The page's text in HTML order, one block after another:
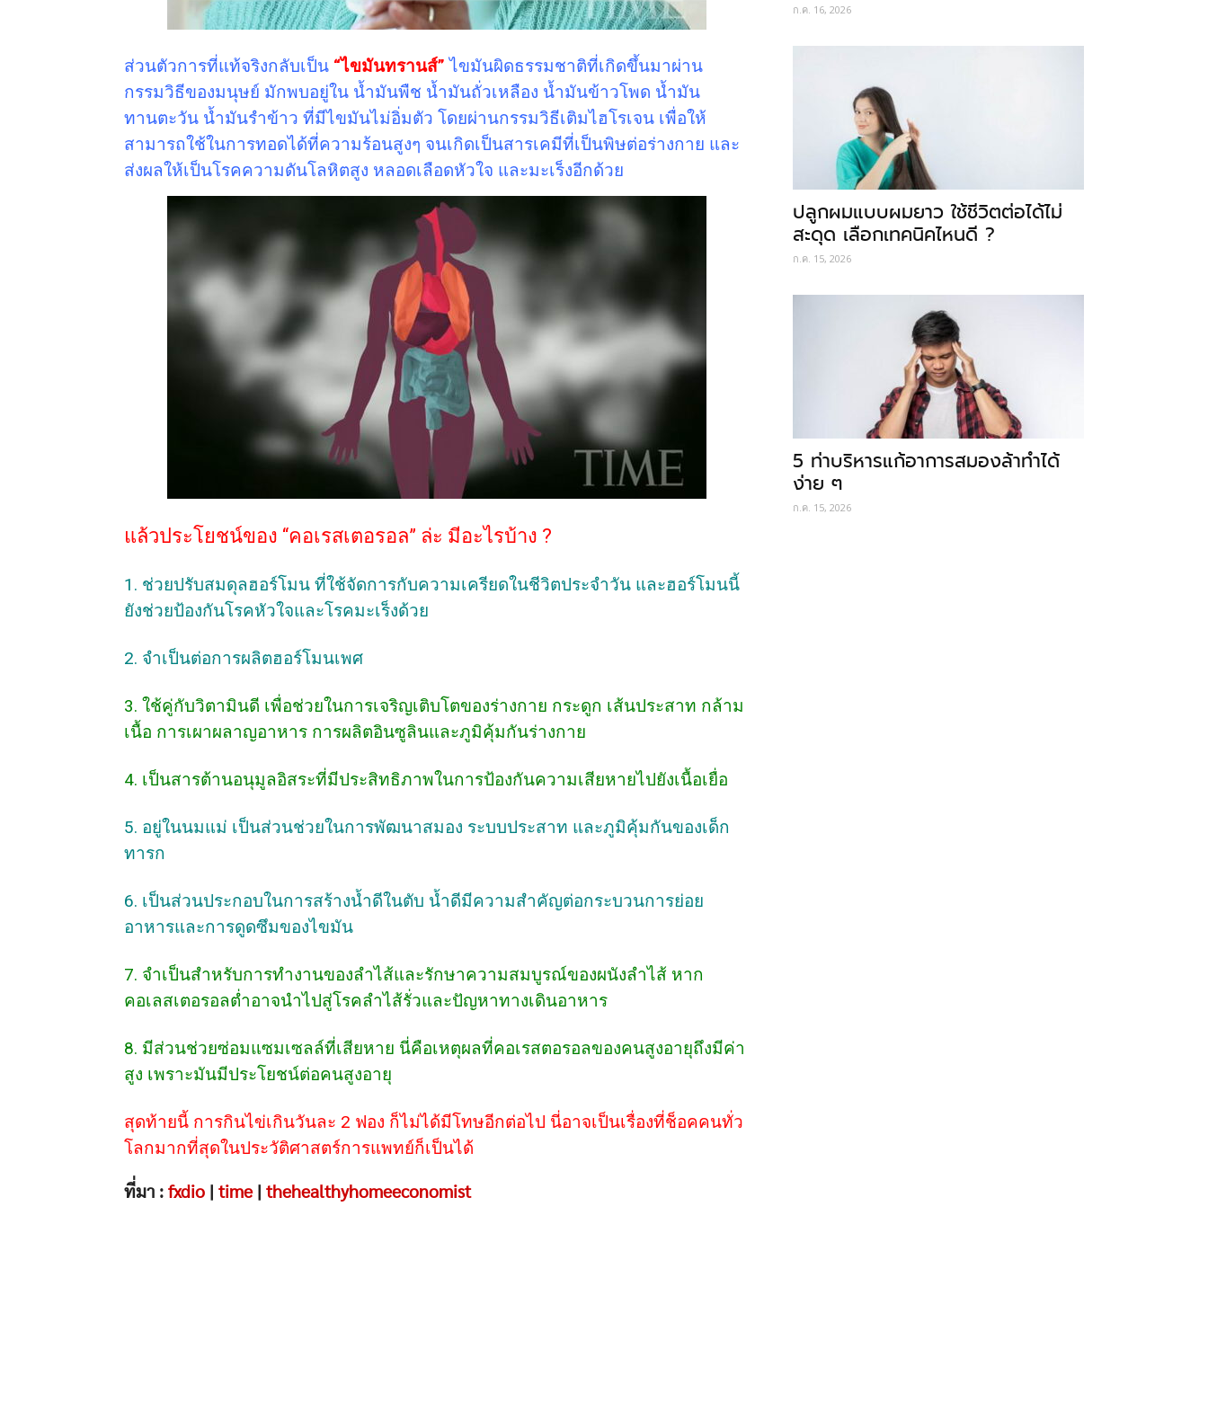
ส่วนตัวการที่แท้จริงกลับเป็น “ไขมันทรานส์” ไขมันผิดธรรมชาติที่เกิดขึ้นมาผ่าน
กรรมวิธีของมนุษย์ มักพบอยู่ใน น้ำมันพืช น้ำมันถั่วเหลือง น้ำมันข้าวโพด น้ำมัน
ทานตะวัน น้ำมันรำข้าว ที่มีไขมันไม่อิ่มตัว โดยผ่านกรรมวิธีเติมไฮโรเจน เพื่อให้
สามารถใช้ในการทอดได้ที่ความร้อนสูงๆ จนเกิดเป็นสารเคมีที่เป็นพิษต่อร่างกาย และ
ส่งผลให้เป็นโรคความดันโลหิตสูง หลอดเลือดหัวใจ และมะเร็งอีกด้วย
แล้วประโยชน์ของ “คอเรสเตอรอล” ล่ะ มีอะไรบ้าง ?
1. ช่วยปรับสมดุลฮอร์โมน ที่ใช้จัดการกับความเครียดในชีวิตประจำวัน และฮอร์โมนนี้
ยังช่วยป้องกันโรคหัวใจและโรคมะเร็งด้วย
2. จำเป็นต่อการผลิตฮอร์โมนเพศ
3. ใช้คู่กับวิตามินดี เพื่อช่วยในการเจริญเติบโตของร่างกาย กระดูก เส้นประสาท กล้าม
เนื้อ การเผาผลาญอาหาร การผลิตอินซูลินและภูมิคุ้มกันร่างกาย
4. เป็นสารต้านอนุมูลอิสระที่มีประสิทธิภาพในการป้องกันความเสียหายไปยังเนื้อเยื่อ
5. อยู่ในนมแม่ เป็นส่วนช่วยในการพัฒนาสมอง ระบบประสาท และภูมิคุ้มกันของเด็ก
ทารก
6. เป็นส่วนประกอบในการสร้างน้ำดีในตับ น้ำดีมีความสำคัญต่อกระบวนการย่อย
อาหารและการดูดซึมของไขมัน
7. จำเป็นสำหรับการทำงานของลำไส้และรักษาความสมบูรณ์ของผนังลำไส้ หาก
คอเลสเตอรอลต่ำอาจนำไปสู่​​โรคลำไส้รั่วและปัญหาทางเดินอาหาร
8. มีส่วนช่วยซ่อมแซมเซลล์ที่เสียหาย นี่คือเหตุผลที่คอเรสตอรอลของคนสูงอายุถึงมีค่า
สูง เพราะมันมีประโยชน์ต่อคนสูงอายุ
สุดท้ายนี้ การกินไข่เกินวันละ 2 ฟอง ก็ไม่ได้มีโทษอีกต่อไป นี่อาจเป็นเรื่องที่ช็อคคนทั่ว
โลกมากที่สุดในประวัติศาสตร์การแพทย์ก็เป็นได้
ที่มา : fxdio time| thehealthyhomeeconomist
ก.ค. 16, 2026
ปลูกผมแบบผมยาว ใช้ชีวิตต่อได้ไม่
สะดุด เลือกเทคนิคไหนดี ?
ก.ค. 15, 2026
5 ท่าบริหารแก้อาการสมองล้าทำได้
ง่าย ๆ
ก.ค. 15, 2026